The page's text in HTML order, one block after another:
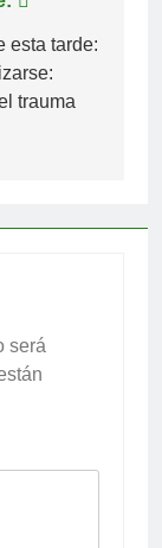
esta tarde:
trauma
será